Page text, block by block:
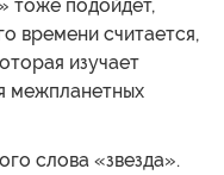
тоже подойдет,
времени считается,
изучает
межпланетных
слова «звезда».